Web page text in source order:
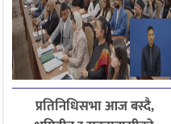
प्रतिनिधिसभा आज बस्दै,